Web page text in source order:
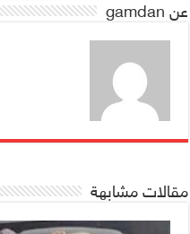
عن gamdan
مقالات مشابهة